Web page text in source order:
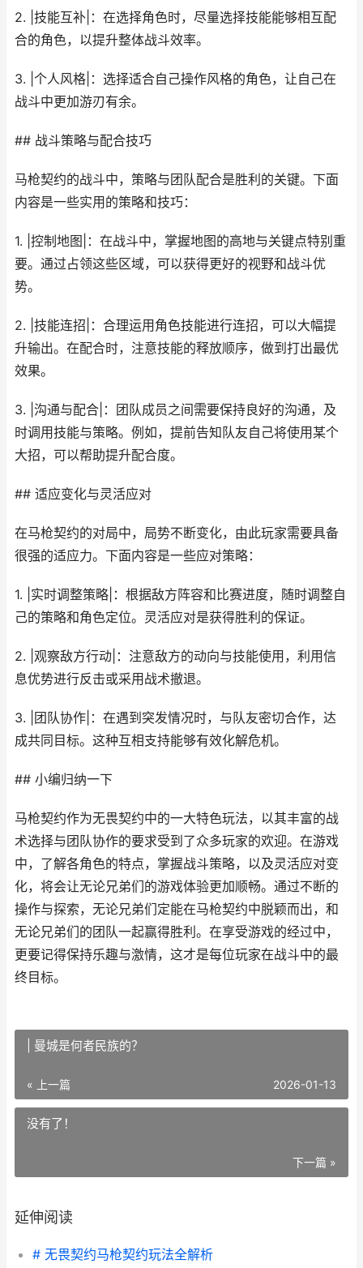
2. |技能互补|：在选择角色时，尽量选择技能能够相互配
合的角色，以提升整体战斗效率。
3. |个人风格|：选择适合自己操作风格的角色，让自己在
战斗中更加游刃有余。
## 战斗策略与配合技巧
马枪契约的战斗中，策略与团队配合是胜利的关键。下面
内容是一些实用的策略和技巧：
1. |控制地图|：在战斗中，掌握地图的高地与关键点特别重
要。通过占领这些区域，可以获得更好的视野和战斗优
势。
2. |技能连招|：合理运用角色技能进行连招，可以大幅提
升输出。在配合时，注意技能的释放顺序，做到打出最优
效果。
3. |沟通与配合|：团队成员之间需要保持良好的沟通，及
时调用技能与策略。例如，提前告知队友自己将使用某个
大招，可以帮助提升配合度。
## 适应变化与灵活应对
在马枪契约的对局中，局势不断变化，由此玩家需要具备
很强的适应力。下面内容是一些应对策略：
1. |实时调整策略|：根据敌方阵容和比赛进度，随时调整自
己的策略和角色定位。灵活应对是获得胜利的保证。
2. |观察敌方行动|：注意敌方的动向与技能使用，利用信
息优势进行反击或采用战术撤退。
3. |团队协作|：在遇到突发情况时，与队友密切合作，达
成共同目标。这种互相支持能够有效化解危机。
## 小编归纳一下
马枪契约作为无畏契约中的一大特色玩法，以其丰富的战
术选择与团队协作的要求受到了众多玩家的欢迎。在游戏
中，了解各角色的特点，掌握战斗策略，以及灵活应对变
化，将会让无论兄弟们的游戏体验更加顺畅。通过不断的
操作与探索，无论兄弟们定能在马枪契约中脱颖而出，和
无论兄弟们的团队一起赢得胜利。在享受游戏的经过中，
更要记得保持乐趣与激情，这才是每位玩家在战斗中的最
终目标。
| 曼城是何者民族的？
« 上一篇 2026-01-13
没有了！
下一篇 »
延伸阅读
# 无畏契约马枪契约玩法全解析